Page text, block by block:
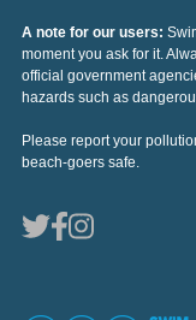
A note for our users:
moment you ask for it.
official government
hazards such as
Please report your
beach-goers safe.